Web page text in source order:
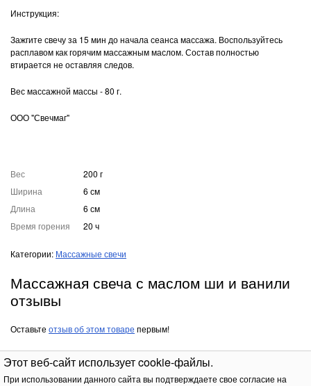
Этот веб-сайт использует cookie-файлы.
При использовании данного сайта вы подтверждаете свое согласие на
Инструкция:
Зажгите свечу за 15 мин до начала сеанса массажа. Воспользуйтесь
расплавом как горячим массажным маслом. Состав полностью
втирается не оставляя следов.
Вес массажной массы - 80 г.
ООО "Свечмаг"
Вес
200 г
Ширина
6 см
Длина
6 см
Время горения
20 ч
Категории: Массажные свечи
Массажная свеча с маслом ши и ванили
отзывы
Оставьте отзыв об этом товаре первым!